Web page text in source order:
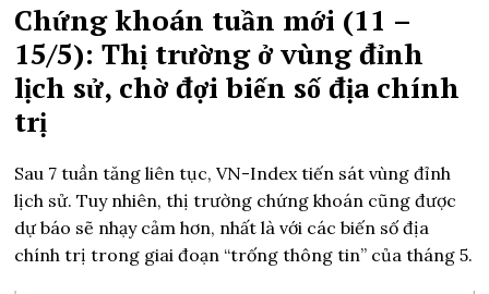
Chứng khoán tuần mới (11 –
15/5): Thị trường ở vùng đỉnh
lịch sử, chờ đợi biến số địa chính
trị
Sau 7 tuần tăng liên tục, VN-Index tiến sát vùng đỉnh
lịch sử. Tuy nhiên, thị trường chứng khoán cũng được
dự báo sẽ nhạy cảm hơn, nhất là với các biến số địa
chính trị trong giai đoạn “trống thông tin” của tháng 5.